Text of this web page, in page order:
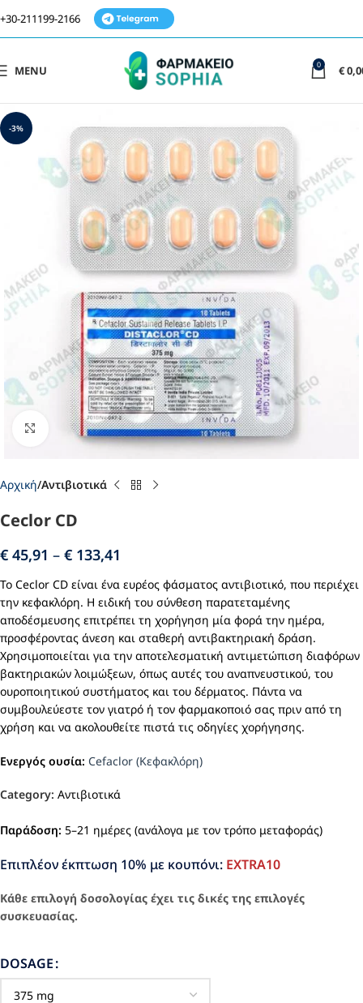
+30-211199-2166
MENU 0 €
-3%
Click to enlarge
Αρχική Αντιβιοτικά
Ceclor CD
€ 45,91 – € 133,41
Το Ceclor CD είναι ένα ευρέος φάσματος αντιβιοτικό, που περιέχει
την κεφακλόρη. Η ειδική του σύνθεση παρατεταμένης
αποδέσμευσης επιτρέπει τη χορήγηση μία φορά την ημέρα,
προσφέροντας άνεση και σταθερή αντιβακτηριακή δράση.
Χρησιμοποιείται για την αποτελεσματική αντιμετώπιση διαφόρων
βακτηριακών λοιμώξεων, όπως αυτές του αναπνευστικού, του
ουροποιητικού συστήματος και του δέρματος. Πάντα να
συμβουλεύεστε τον γιατρό ή τον φαρμακοποιό σας πριν από τη
χρήση και να ακολουθείτε πιστά τις οδηγίες χορήγησης.
Ενεργός ουσία: Cefaclor (Κεφακλόρη)
Category: Αντιβιοτικά
Παράδοση: 5–21 ημέρες (ανάλογα με τον τρόπο μεταφοράς)
Επιπλέον έκπτωση 10% με κουπόνι: EXTRA10
Κάθε επιλογή δοσολογίας έχει τις δικές της επιλογές
συσκευασίας.
DOSAGE